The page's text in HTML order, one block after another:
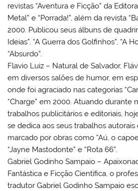
revistas “Aventura e Ficção” da
Metal” e “Porrada!”, além da revista
2000. Publicou seus álbuns de
Ideias”, “A Guerra dos Golfinhos”, “A
“Absurdo”.
Flavio Luiz – Natural de Salvador,
em diversos salões de humor, em
onde foi agraciado nas categorias
“Charge” em 2000. Atuando durante
trabalhos publicitários e editoriais,
se dedica aos seus trabalhos
marcado por obras como “Aú, o
“Jayne Mastodonte” e “Rota 66”.
Gabriel Godinho Sampaio –
Fantástica e Ficção Científica, o
tradutor Gabriel Godinho Sampaio